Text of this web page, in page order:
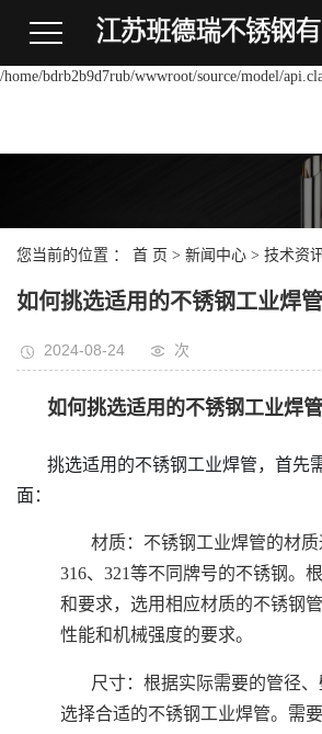
file_put_contents(/home/bdrb2b9d7rub/wwwroot/
/home/bdrb2b9d7rub/wwwroot/source/model/
您当前的位置 ： 首 页 > 新闻中心 > 技术资
如何挑选适用的不锈钢工业焊管
2024-08-24 次
如何挑选适用的不锈钢工业焊管
挑选适用的不锈钢工业焊管，首先
面：
材质：不锈钢工业焊管的材质
316、321等不同牌号的不锈钢。
和要求，选用相应材质的不锈钢
性能和机械强度的要求。
尺寸：根据实际需要的管径
选择合适的不锈钢工业焊管。需